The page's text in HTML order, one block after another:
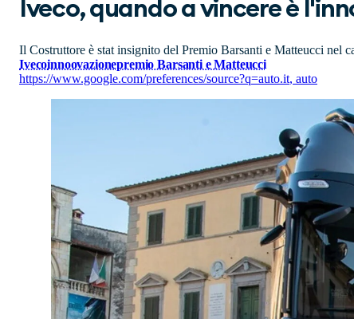
Iveco, quando a vincere è
Il Costruttore è stat insignito del Premio Barsanti e Matteucci nel
Ivecoinnoovazionepremio Barsanti e Matteucci
https://www.google.com/preferences/source?q=auto.it, auto